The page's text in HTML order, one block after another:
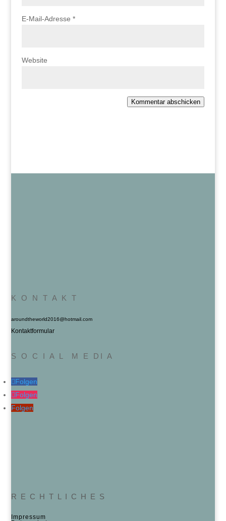
E-Mail-Adresse *
Website
Kommentar abschicken
K O N T A K T
aroundtheworld2016@hotmail.com
Kontaktformular
S O C I A L M E DI A
Folgen
Folgen
Folgen
R E C H T L I C H E S
Impressum